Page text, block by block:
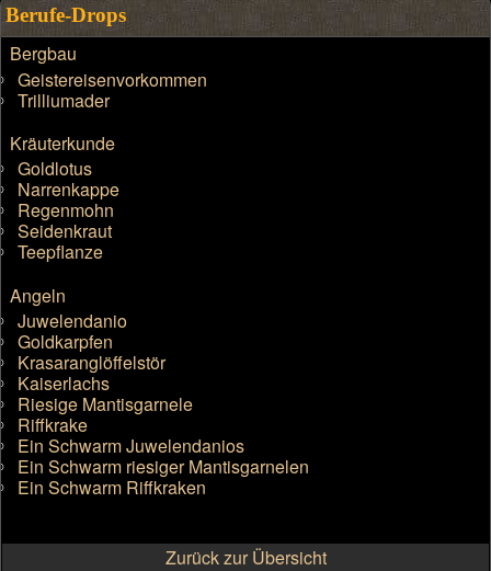
Berufe-Drops
Bergbau
Geistereisenvorkommen
Trilliumader
Kräuterkunde
Goldlotus
Narrenkappe
Regenmohn
Seidenkraut
Teepflanze
Angeln
Juwelendanio
Goldkarpfen
Krasaranglöffelstör
Kaiserlachs
Riesige Mantisgarnele
Riffkrake
Ein Schwarm Juwelendanios
Ein Schwarm riesiger Mantisgarnelen
Ein Schwarm Riffkraken
Zurück zur Übersicht